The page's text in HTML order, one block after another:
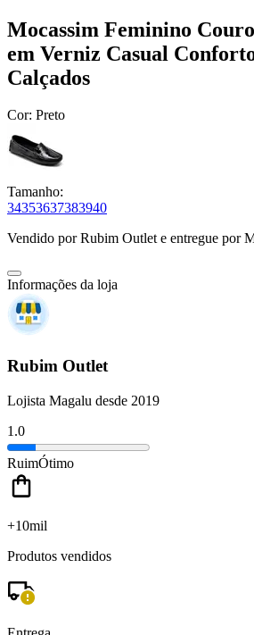
Mocassim Feminino
em Verniz Casual
Calçados
Cor: Preto
Tamanho:
34353637383940
Vendido porRubim Outlete entregue por
Informações da loja
Rubim Outlet
Lojista Magalu desde 2019
1.0
RuimÓtimo
+10mil
Produtos vendidos